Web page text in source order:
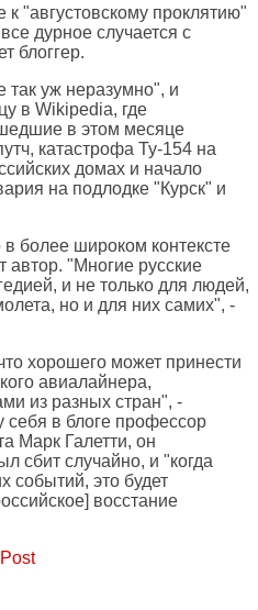
"августовскому проклятию"
дурное случается с
блоггер.
так уж неразумно", и
в Wikipedia, где
в этом месяце
катастрофа Ту-154 на
домах и начало
на подлодке "Курск" и
в более широком контексте
автор. "Многие русские
и не только для людей,
но и для них самих", -
хорошего может принести
авиалайнера,
из разных стран", -
себя в блоге профессор
Марк Галетти, он
сбит случайно, и "когда
событий, это будет
восстание